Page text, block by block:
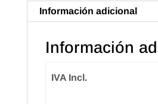
Información adicional
Información
IVA Incl.